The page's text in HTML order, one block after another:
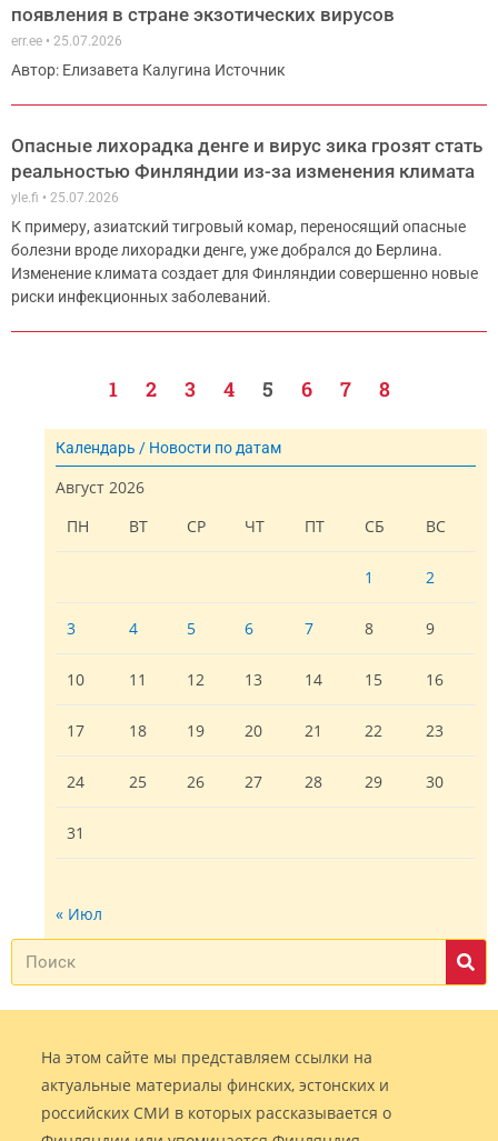
появления в стране экзотических вирусов
err.ee 25.07.2026
Автор: Елизавета Калугина Источник
Опасные лихорадка денге и вирус зика грозят стать
реальностью Финляндии из-за изменения климата
yle.fi 25.07.2026
К примеру, азиатский тигровый комар, переносящий опасные
болезни вроде лихорадки денге, уже добрался до Берлина.
Изменение климата создает для Финляндии совершенно новые
риски инфекционных заболеваний.
1 2 3 4 5 6 7 8
Календарь / Новости по датам
Август 2026
ПН
ВТ СР ЧТ ПТ СБ ВС
1 2
3 4 5 6 7 8 9
10 11 12 13 14 15 16
17 18 19 20 21 22 23
24 25 26 27 28 29 30
31
« Июл
На этом сайте мы представляем ссылки на
актуальные материалы финских, эстонских и
российских СМИ в которых рассказывается о